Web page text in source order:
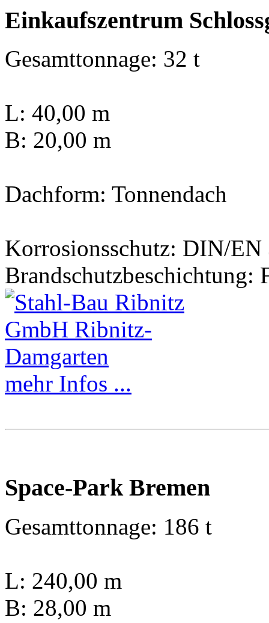
Einkaufszentrum
Gesamttonnage: 32 t
L: 40,00 m
B: 20,00 m
Dachform: Tonnendach
Korrosionsschutz: DIN/EN
Brandschutzbeschichtung:
mehr Infos ...
Space-Park Bremen
Gesamttonnage: 186 t
L: 240,00 m
B: 28,00 m